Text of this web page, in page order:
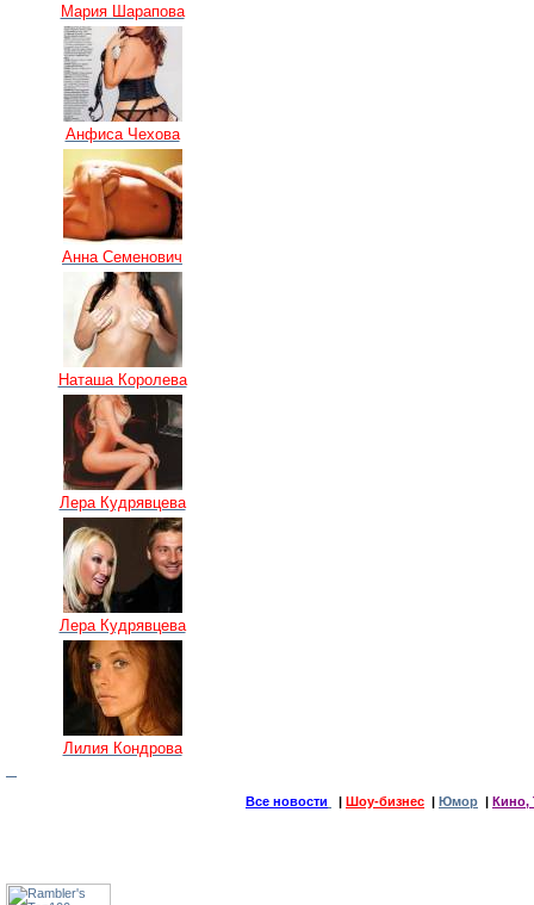
Мария Шарапова
Анфиса Чехова
Анна Семенович
Наташа Королева
Лера Кудрявцева
Лера Кудрявцева
Лилия Кондрова
Все новости Шоу-бизнес Юмор Кино,